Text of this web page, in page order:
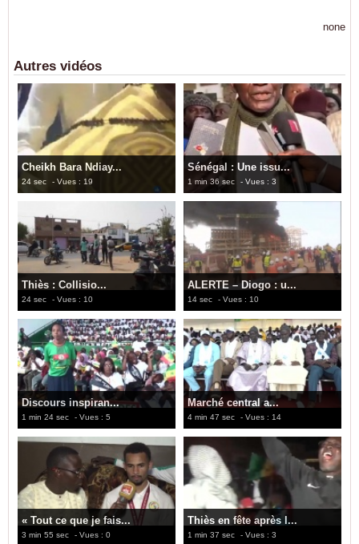
none
Autres vidéos
Cheikh Bara Ndiay...
24 sec - Vues : 19
Sénégal : Une issu...
1 min 36 sec - Vues : 3
Thiès : Collisio...
24 sec - Vues : 10
ALERTE – Diogo : u...
14 sec - Vues : 10
Discours inspiran...
1 min 24 sec - Vues : 5
Marché central a...
4 min 47 sec - Vues : 14
« Tout ce que je fais...
3 min 55 sec - Vues : 0
Thiès en fête après l...
1 min 37 sec - Vues : 3